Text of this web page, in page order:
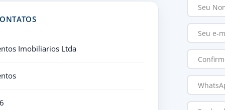
Imobiliarios Ltda